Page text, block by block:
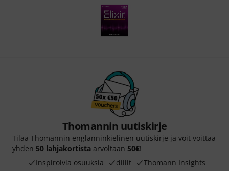
Thomannin uutiskirje
Tilaa Thomannin englanninkielinen uutiskirje ja voit voittaa
yhden 50 lahjakortista arvoltaan 50€!
Inspiroivia osuuksia
diilit Thomann Insights